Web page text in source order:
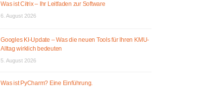
Was ist Citrix – Ihr Leitfaden zur Software
6. August 2026
Googles KI-Update – Was die neuen Tools für Ihren KMU-
Alltag wirklich bedeuten
5. August 2026
Was ist PyCharm? Eine Einführung.